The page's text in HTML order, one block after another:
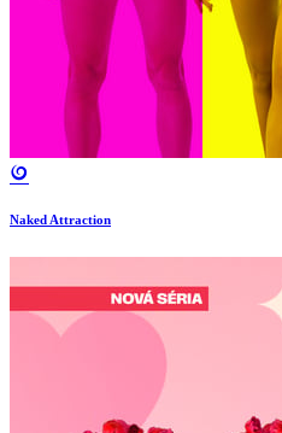
Naked Attraction